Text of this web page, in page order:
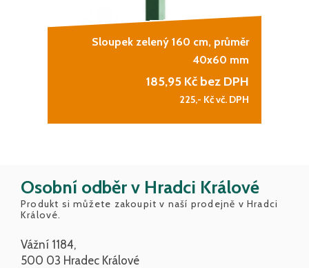
Sloupek zelený 160 cm, průměr
40x60 mm
185,95 Kč bez DPH
225,- Kč vč. DPH
Osobní odběr v Hradci Králové
Produkt si můžete zakoupit v naší prodejně v Hradci
Králové.
Vážní 1184,
500 03 Hradec Králové